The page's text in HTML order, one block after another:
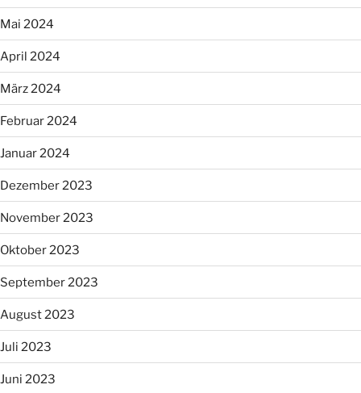
Mai 2024
April 2024
März 2024
Februar 2024
Januar 2024
Dezember 2023
November 2023
Oktober 2023
September 2023
August 2023
Juli 2023
Juni 2023